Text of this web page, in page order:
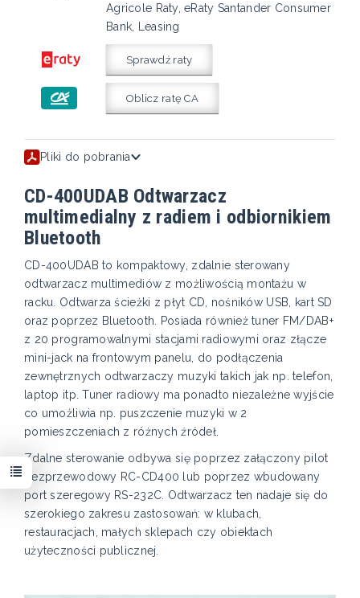
Agricole Raty, eRaty Santander Consumer
Bank, Leasing
Sprawdź raty
Oblicz ratę CA
Pliki do pobrania
CD-400UDAB Odtwarzacz
multimedialny z radiem i odbiornikiem
Bluetooth
CD-400UDAB to kompaktowy, zdalnie sterowany
odtwarzacz multimediów z możliwością montażu w
racku. Odtwarza ścieżki z płyt CD, nośników USB, kart SD
oraz poprzez Bluetooth. Posiada również tuner FM/DAB+
z 20 programowalnymi stacjami radiowymi oraz złącze
mini-jack na frontowym panelu, do podłączenia
zewnętrznych odtwarzaczy muzyki takich jak np. telefon,
laptop itp. Tuner radiowy ma ponadto niezależne wyjście
co umożliwia np. puszczenie muzyki w 2
pomieszczeniach z różnych źródeł.
Zdalne sterowanie odbywa się poprzez załączony pilot
bezprzewodowy RC-CD400 lub poprzez wbudowany
port szeregowy RS-232C. Odtwarzacz ten nadaje się do
szerokiego zakresu zastosowań: w klubach,
restauracjach, małych sklepach czy obiektach
użyteczności publicznej.